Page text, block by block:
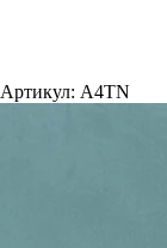
Артикул: A4TN